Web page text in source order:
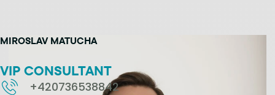
MIROSLAV MATUCHA
VIP CONSULTANT
+420736538842